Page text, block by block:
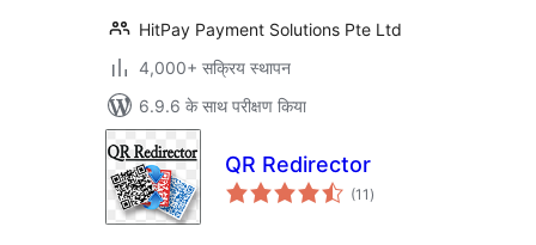
HitPay Payment Solutions Pte Ltd
4,000+ सक्रिय स्थापन
6.9.6 के साथ परीक्षण किया
QR Redirector
(11 कुल
दर)